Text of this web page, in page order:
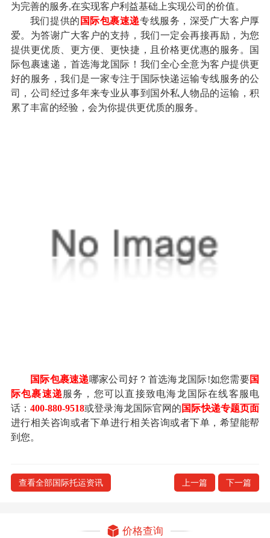
为完善的服务,在实现客户利益基础上实现公司的价值。
我们提供的 国际包裹速递专线服务，深受广大客户厚
爱。为答谢广大客户的支持，我们一定会再接再励，为您
提供更优质、更方便、更快捷，且价格更优惠的服务。国
际包裹速递，首选海龙国际！我们全心全意为客户提供更
好的服务，我们是一家专注于国际快递运输专线服务的公
司，公司经过多年来专业从事到国外私人物品的运输，积
累了丰富的经验，会为你提供更优质的服务。
国际包裹速递哪家公司好？首选海龙国际!如您需要国
际包裹速递 服务，您可以直接致电海龙国际在线客服电
话：400-880-9518或登录海龙国际官网的 国际快递专题页面
进行相关咨询或者下单进行相关咨询或者下单，希望能帮
到您。
查看全部国际托运资讯 上一篇 下一篇
价格查询